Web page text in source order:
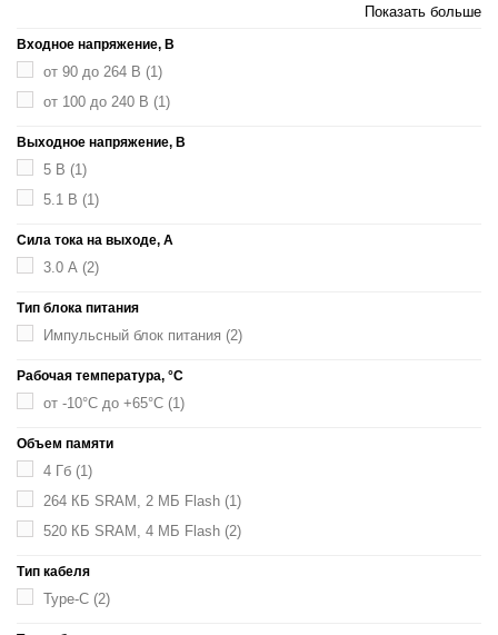
Показать больше
Входное напряжение, В
от 90 до 264 В (1)
от 100 до 240 В (1)
Выходное напряжение, В
5 В (1)
5.1 В (1)
Сила тока на выходе, А
3.0 А (2)
Тип блока питания
Импульсный блок питания (2)
Рабочая температура, °C
от -10°C до +65°C (1)
Объем памяти
4 Гб (1)
264 КБ SRAM, 2 МБ Flash (1)
520 КБ SRAM, 4 МБ Flash (2)
Тип кабеля
Type-C (2)